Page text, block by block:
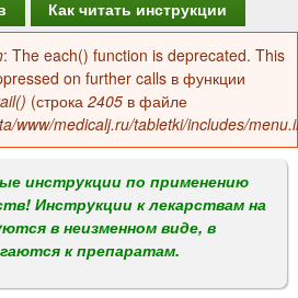
Как читать инструкции
: The each() function is deprecated. This
on further calls в функции
(строка 2405 в файле
www/medicalj.ru/tabletki/includes/
инструкции по применению
Инструкции к лекарствам на
в неизменном виде, в
к препаратам.